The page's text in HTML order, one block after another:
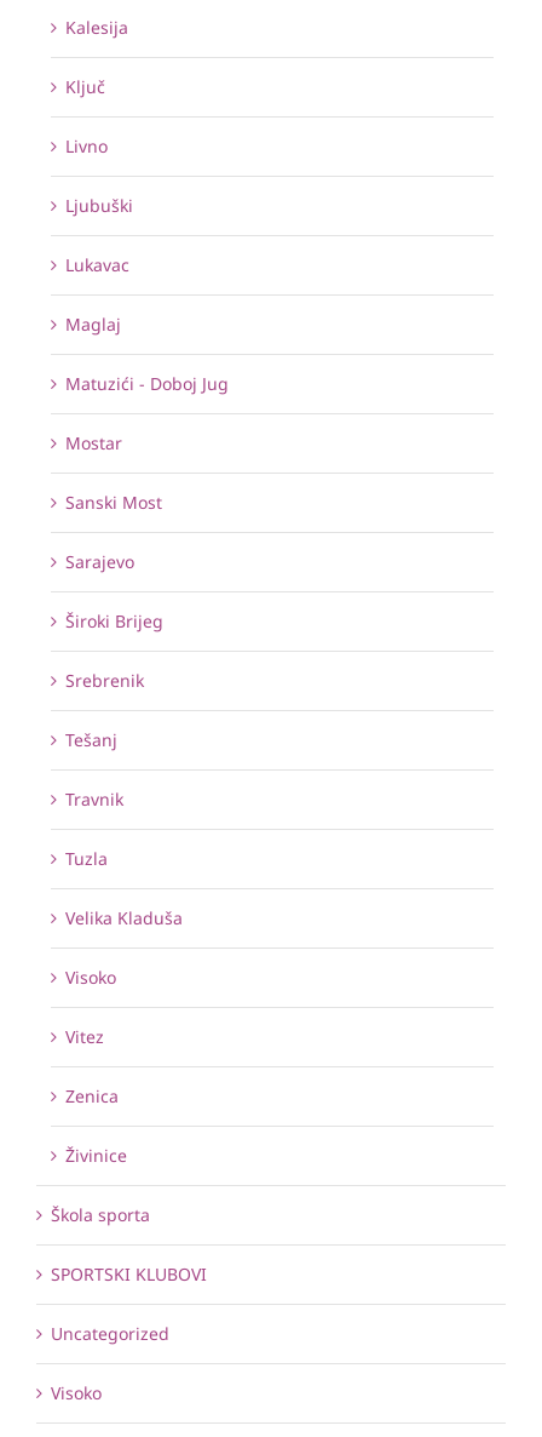
Kalesija
Ključ
Livno
Ljubuški
Lukavac
Maglaj
Matuzići - Doboj Jug
Mostar
Sanski Most
Sarajevo
Široki Brijeg
Srebrenik
Tešanj
Travnik
Tuzla
Velika Kladuša
Visoko
Vitez
Zenica
Živinice
Škola sporta
SPORTSKI KLUBOVI
Uncategorized
Visoko